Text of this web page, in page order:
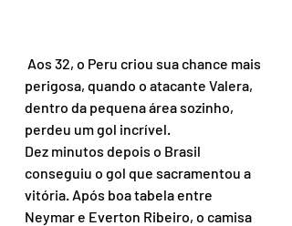
perigosa, quando o atacante Valera,
dentro da pequena área sozinho,
perdeu um gol incrível.
Dez minutos depois o Brasil
conseguiu o gol que sacramentou a
vitória. Após boa tabela entre
Neymar e Everton Ribeiro, o camisa